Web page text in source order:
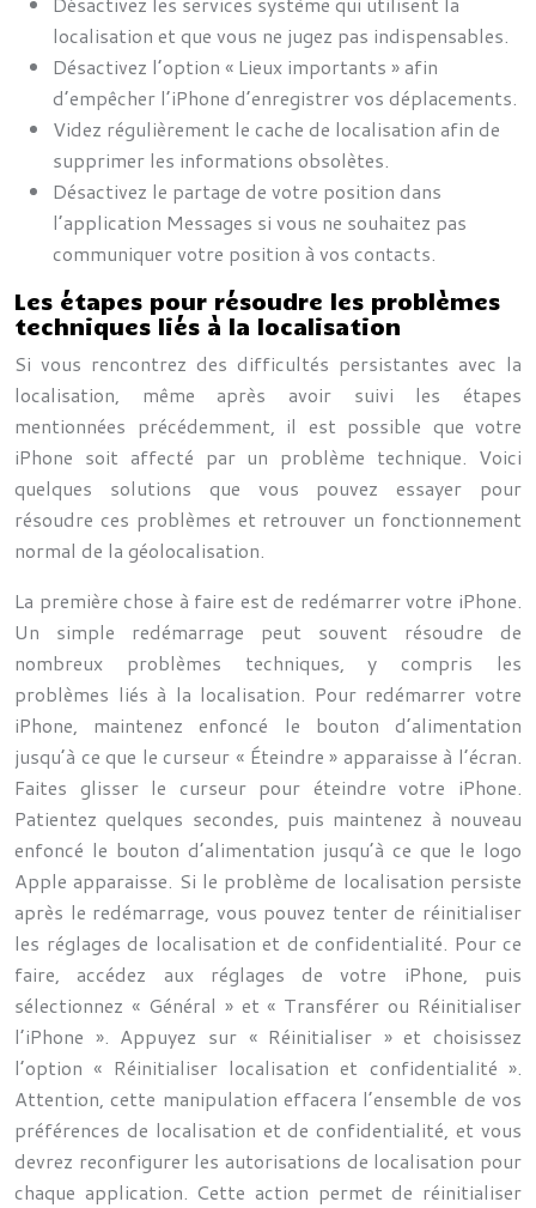
localisation et que vous ne jugez pas indispensables.
Désactivez l’option « Lieux importants » afin
d’empêcher l’iPhone d’enregistrer vos déplacements.
Videz régulièrement le cache de localisation afin de
supprimer les informations obsolètes.
Désactivez le partage de votre position dans
l’application Messages si vous ne souhaitez pas
communiquer votre position à vos contacts.
Les étapes pour résoudre les problèmes
techniques liés à la localisation
Si vous rencontrez des difficultés persistantes avec la
localisation, même après avoir suivi les étapes
mentionnées précédemment, il est possible que votre
iPhone soit affecté par un problème technique. Voici
quelques solutions que vous pouvez essayer pour
résoudre ces problèmes et retrouver un fonctionnement
normal de la géolocalisation.
La première chose à faire est de redémarrer votre iPhone.
Un simple redémarrage peut souvent résoudre de
nombreux problèmes techniques, y compris les
problèmes liés à la localisation. Pour redémarrer votre
iPhone, maintenez enfoncé le bouton d’alimentation
jusqu’à ce que le curseur « Éteindre » apparaisse à l’écran.
Faites glisser le curseur pour éteindre votre iPhone.
Patientez quelques secondes, puis maintenez à nouveau
enfoncé le bouton d’alimentation jusqu’à ce que le logo
Apple apparaisse. Si le problème de localisation persiste
après le redémarrage, vous pouvez tenter de réinitialiser
les réglages de localisation et de confidentialité. Pour ce
faire, accédez aux réglages de votre iPhone, puis
sélectionnez « Général » et « Transférer ou Réinitialiser
l’iPhone ». Appuyez sur « Réinitialiser » et choisissez
l’option « Réinitialiser localisation et confidentialité ».
Attention, cette manipulation effacera l’ensemble de vos
préférences de localisation et de confidentialité, et vous
devrez reconfigurer les autorisations de localisation pour
chaque application. Cette action permet de réinitialiser